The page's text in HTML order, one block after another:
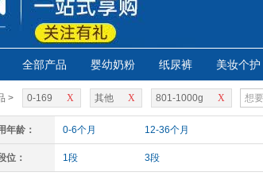
全部产品 婴幼奶粉 纸尿裤 美妆个护
> X
0-169 X
其他 X
801-1000g
年龄： 0-6个月 12-36个月
位： 1段 3段